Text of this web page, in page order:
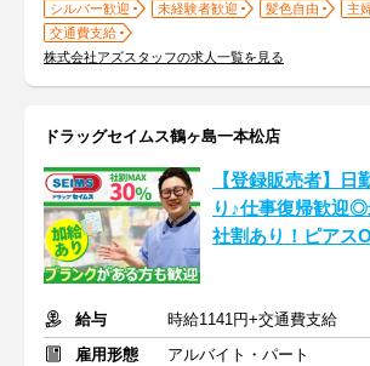
シルバー歓迎 未経験者歓迎 髪色自由
主
交通費支給
株式会社アズスタッフの求人一覧を見る
ドラッグセイムス鶴ヶ島一本松店
【登録販売者】
り♪仕事復帰歓迎
社割あり！ピアス
給与
時給1141円+交通費支給
雇用形態
アルバイト・パート